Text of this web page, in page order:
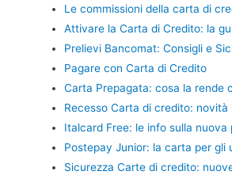
Le commissioni della carta di
Attivare la Carta di Credito: la
Prelievi Bancomat: Consigli e
Pagare con Carta di Credito
Carta Prepagata: cosa la rende
Recesso Carta di credito: novità
Italcard Free: le info sulla nuova
Postepay Junior: la carta per gli
Sicurezza Carte di credito: